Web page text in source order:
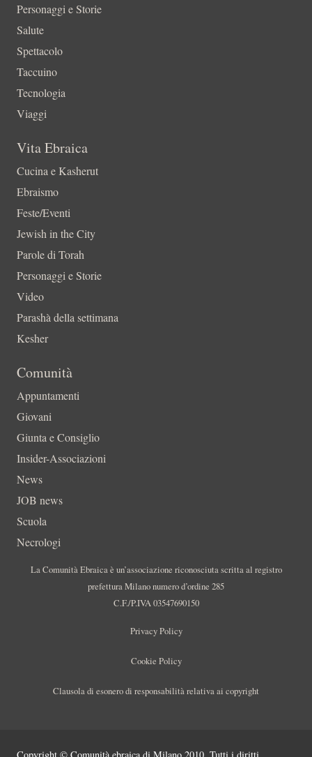
Personaggi e Storie
Salute
Spettacolo
Taccuino
Tecnologia
Viaggi
Vita Ebraica
Cucina e Kasherut
Ebraismo
Feste/Eventi
Jewish in the City
Parole di Torah
Personaggi e Storie
Video
Parashà della settimana
Kesher
Comunità
Appuntamenti
Giovani
Giunta e Consiglio
Insider-Associazioni
News
JOB news
Scuola
Necrologi
La Comunità Ebraica è un’associazione riconosciuta scritta al registro
prefettura Milano numero d’ordine 285
C.F./P.IVA 03547690150
Privacy Policy
Cookie Policy
Clausola di esonero di responsabilità relativa ai copyright
Copyright © Comunità ebraica di Milano 2010. Tutti i diritti